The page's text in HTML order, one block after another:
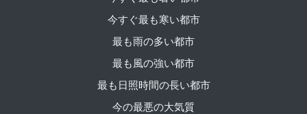
今すぐ最も寒い都市
最も雨の多い都市
最も風の強い都市
最も日照時間の長い都市
今の最悪の大気質